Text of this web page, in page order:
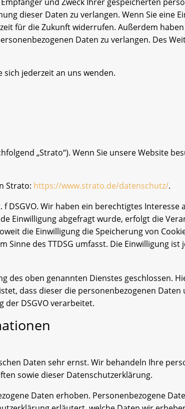
dieser Daten zu verlangen. Wenn Sie eine
für die Zukunft widerrufen. Außerdem
Daten zu verlangen. Des
sich jederzeit an uns wenden.
„Strato“). Wenn Sie unsere Website
Strato: https://www.strato.de/datenschutz/.
DSGVO. Wir haben ein berechtigtes Interesse
Einwilligung abgefragt wurde, erfolgt die
die Einwilligung die Speicherung von
Sinne des TTDSG umfasst. Die Einwilligung
des oben genannten Dienstes geschlossen.
dass dieser die personenbezogenen Daten
DSGVO verarbeitet.
Daten sehr ernst. Wir behandeln Ihre
sowie dieser Datenschutzerklärung.
Daten erhoben. Personenbezogene